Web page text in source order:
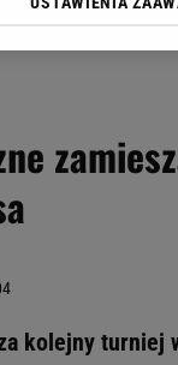
kolejny turniej
Klikając „Akceptuję”
Partnerów i
nasi Zaufani